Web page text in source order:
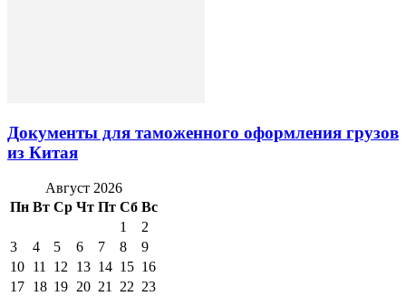
Документы для таможенного оформления грузов
из Китая
Август 2026
Пн Вт Ср Чт Пт Сб Вс
1
2
3
4 5 6 7 8
9
10 11 12 13 14 15 16
17 18 19 20 21 22 23